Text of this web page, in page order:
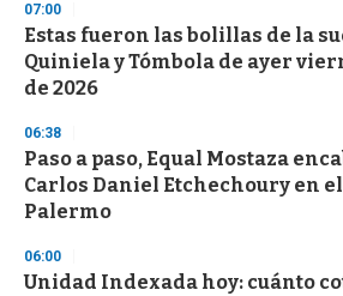
d
s
o
f
3
s
e
c
o
n
07:00
Estas fueron las bolillas de la
Quiniela y Tómbola de ayer
de 2026
06:38
Paso a paso, Equal Mostaza
Carlos Daniel Etchechoury en
Palermo
06:00
Unidad Indexada hoy: cuánto